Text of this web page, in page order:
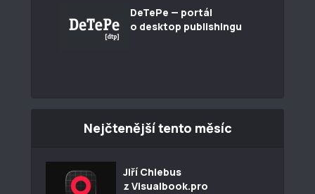
DeTePe — portál
o desktop publishingu
Nejčtenější tento měsíc
Jiří Chlebus
z Visualbook.pro